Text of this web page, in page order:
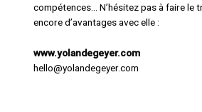
compétences… N’hésitez pas à faire le
encore d’avantages avec elle :
www.yolandegeyer.com
hello@yolandegeyer.com